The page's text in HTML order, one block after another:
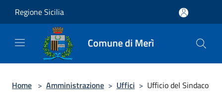
Regione Sicilia
Comune di Merì
Home > Amministrazione > Uffici > Ufficio del Sindaco